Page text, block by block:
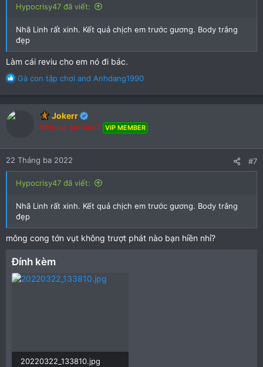
Hypocrisy47 đã viết:
Nhã Linh rất xinh. Kết quả chịch em trước gương. Body trắng
đẹp
Làm cái reviu cho em nó đi bác.
R
n
s
:
Gà con tập chơi and Anhdang1990
Jokerr
Why so serious? VIP MEMBER
22 Tháng ba 2022 #7
Hypocrisy47 đã viết:
Nhã Linh rất xinh. Kết quả chịch em trước gương. Body trắng
đẹp
mông cong tớn vụt không trượt phát nào bạn hiền nhỉ?
Đính kèm
20220322_133810.jpg